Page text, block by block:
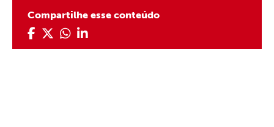
Compartilhe esse conteúdo